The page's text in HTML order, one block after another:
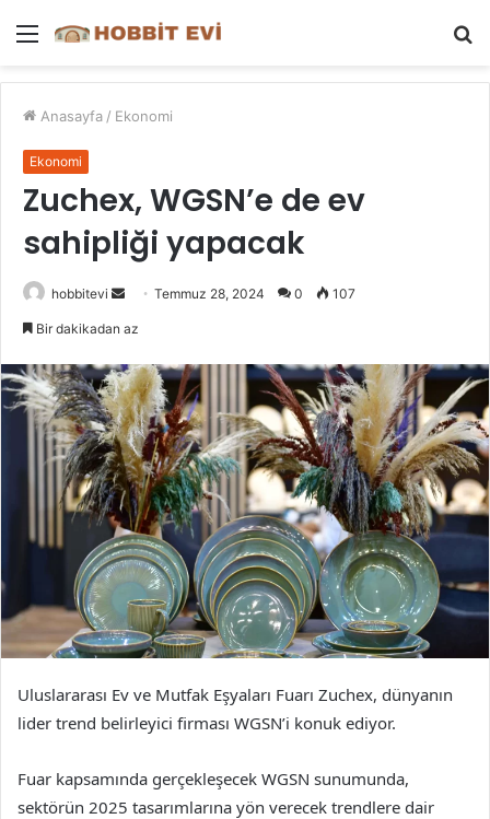
Menü
Anasayfa / Ekonomi
Ekonomi
Zuchex, WGSN’e de ev
sahipliği yapacak
hobbitevi
Bir
göndermek
Temmuz 28, 2024 0 107
Bir dakikadan az
Uluslararası Ev ve Mutfak Eşyaları Fuarı Zuchex, dünyanın
lider trend belirleyici firması WGSN’i konuk ediyor.
Fuar kapsamında gerçekleşecek WGSN sunumunda,
sektörün 2025 tasarımlarına yön verecek trendlere dair